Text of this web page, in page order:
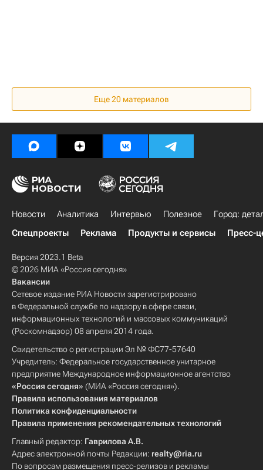
Еще 20 материалов
Новости Аналитика Интервью Полезное
Город:
Спецпроекты
Реклама Продукты и сервисы Пресс-
Версия 2023.1 Beta
© 2026 МИА «Россия сегодня»
Вакансии
Сетевое издание РИА Новости зарегистрировано
в Федеральной службе по надзору в сфере связи,
информационных технологий и массовых коммуникаций
(Роскомнадзор) 08 апреля 2014 года.
Свидетельство о регистрации Эл № ФС77-57640
Учредитель: Федеральное государственное унитарное
предприятие Международное информационное агентство
«Россия сегодня» (МИА «Россия сегодня»).
Правила использования материалов
Политика конфиденциальности
Правила применения рекомендательных технологий
Главный редактор: Гаврилова А.В.
Адрес электронной почты Редакции: realty@ria.ru
По вопросам размещения пресс-релизов и рекламы